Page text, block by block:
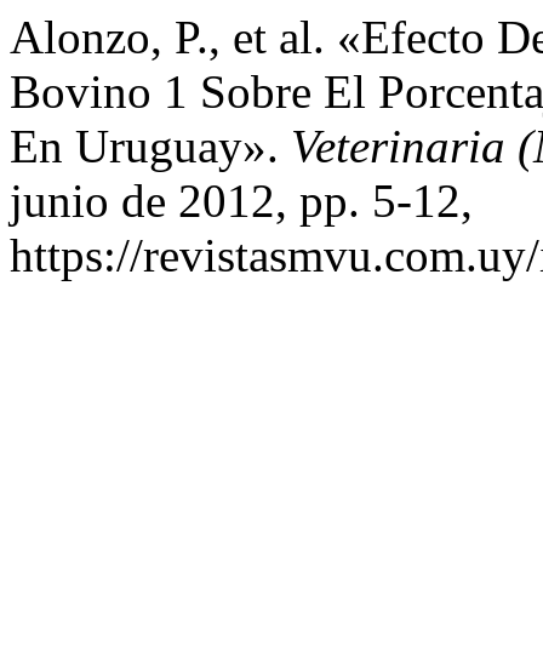
Alonzo, P., et al. «Efecto
Bovino 1 Sobre El
En Uruguay». Veterinaria
junio de 2012, pp. 5-12,
https://